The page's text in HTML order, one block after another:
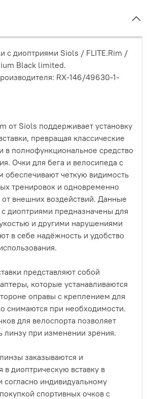
с диоптриями Siols / FLITE.Rim /
Black limited.
RX-146/49630-1-
от Siols поддерживает установку
превращая классические
в полнофункциональное средство
Очки для бега и велосипеда с
обеспечивают четкую видимость
тренировок и одновременно
внешних воздействий. Данные
с диоптриями предназначены для
и другими нарушениями
в себе надёжность и удобство
представляют собой
которые устанавливаются
оправы с креплением для
снимаются при необходимости.
для велоспорта позволяет
линзу при изменении зрения.
заказываются и
в диоптрическую вставку в
согласно индивидуальному
спортивных очков с